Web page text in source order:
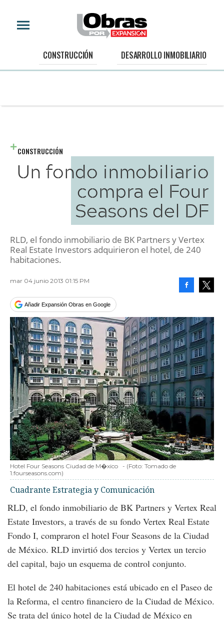
CONSTRUCCIÓN DESARROLLO INMOBILIARIO
CONSTRUCCIÓN
Un fondo inmobiliario
compra el Four
Seasons del DF
RLD, el fondo inmobiliario de BK Partners y Vertex
Real Estate Investors adquirieron el hotel, de 240
habitaciones.
mar 04 junio 2013 01:15 PM
Añadir Expansión Obras en Google
Hotel Four Seasons Ciudad de M�xico - (Foto: Tomado de
1.fourseasons.com)
Cuadrante Estrategia y Comunicación
RLD, el fondo inmobiliario de BK Partners y Vertex Real
Estate Investors, a través de su fondo Vertex Real Estate
Fondo I, compraron el hotel Four Seasons de la Ciudad
de México. RLD invirtió dos tercios y Vertex un tercio
del capital, bajo un esquema de control conjunto.
El hotel de 240 habitaciones está ubicado en el Paseo de
la Reforma, el centro financiero de la Ciudad de México.
Se trata del único hotel de la Ciudad de México en